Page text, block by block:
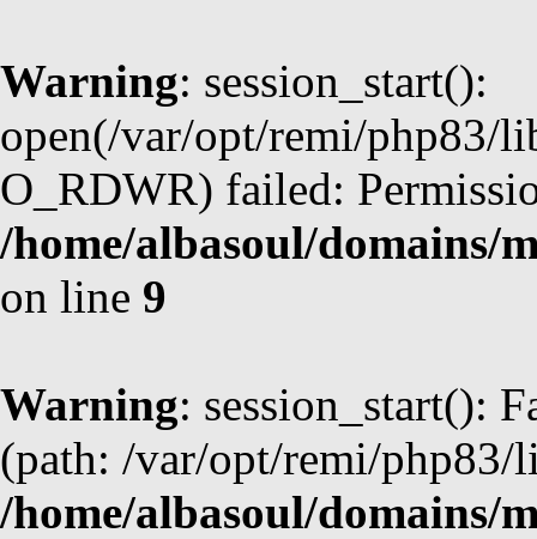
Warning: session_start():
open(/var/opt/remi/php83/
O_RDWR) failed:
/home/albasoul/domains/
on line 9
Warning: session_start():
(path: /var/opt/remi/php83/
/home/albasoul/domains/